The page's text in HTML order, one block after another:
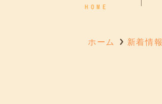
HOME
ホーム 新着情報